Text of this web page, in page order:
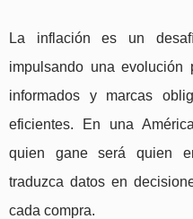
La inflación es un
impulsando una evolución
informados y marcas
eficientes. En una
quien gane será quien
traduzca datos en
cada compra.